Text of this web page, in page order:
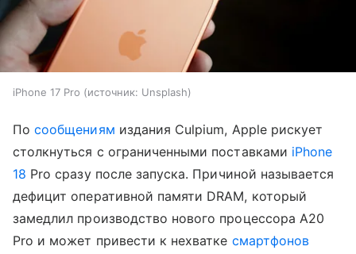
iPhone 17 Pro источник: Unsplash
Посообщениям издания Culpium, Apple рискует
столкнуться с ограниченными поставками iPhone
18 Pro сразу после запуска. Причиной называется
дефицит оперативной памяти DRAM, который
замедлил производство нового процессора A20
Pro и может привести к нехватке смартфонов